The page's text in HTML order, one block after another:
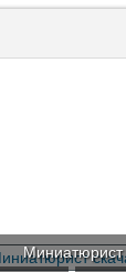
Миниатюрист